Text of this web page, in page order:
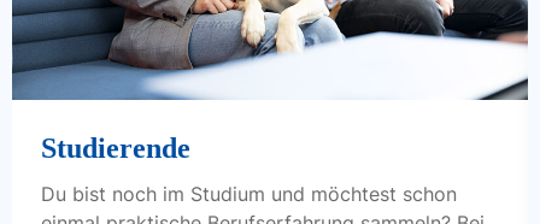
Studierende
Du bist noch im Studium und möchtest schon